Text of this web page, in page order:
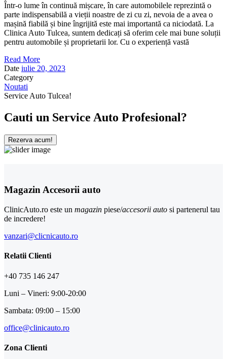
Într-o lume în continuă mișcare, în care automobilele reprezintă o
parte indispensabilă a vieții noastre de zi cu zi, nevoia de a avea o
mașină fiabilă și bine îngrijită este mai importantă ca niciodată. La
Clinica Auto Tulcea, suntem dedicați să oferim cele mai bune soluții
pentru automobile și proprietarii lor. Cu o experiență vastă
Read More
Date iulie 20, 2023
Category
Noutati
Service Auto Tulcea!
Cauti un Service Auto Profesional?
Rezerva acum!
Magazin Accesorii auto
ClinicAuto.ro este un magazin piese/accesorii auto si partenerul tau
de incredere!
vanzari@clicnicauto.ro
Relatii Clienti
+40 735 146 247
Luni – Vineri: 9:00-20:00
Sambata: 09:00 – 15:00
office@clinicauto.ro
Zona Clienti